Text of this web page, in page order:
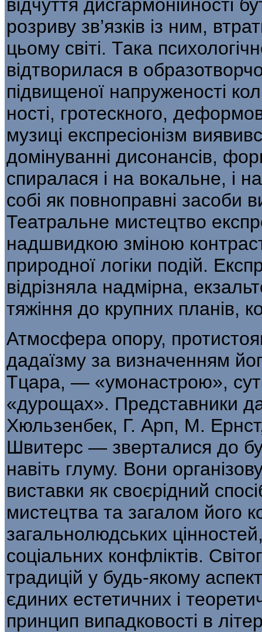
відчуття дис­гармонійності
розриву зв’язків із ним,
цьому світі. Така
відтворилася в
підвищеної напруженості
ності, гротескного,
музиці експресіонізм
домінуванні дисонан­сів,
спиралася і на вокальне, і
собі як повноправні засоби
Театральне мистецтво
надшвидкою зміною
природної логіки подій.
відрізняла надмірна,
тяжіння до крупних планів,
Атмосфера опору,
дадаїзму за ви­значенням
Тцара, — «умонастрою»,
«дурощах». Представники
Хюльзенбек, Г. Арп, М.
Швитерс — зверталися до
навіть глуму. Вони
виставки як своєрідний
мистецтва та загалом його
загальнолюдських
соціальних конфліктів.
традицій у будь-якому
єдиних естетичних і
принцип випадковості в